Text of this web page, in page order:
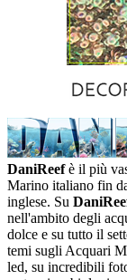
DaniReefè il più
Marino italiano fin
inglese. Su
nell'ambito degli
dolce e su tutto il
temi sugli Acquari
led, su incredibili